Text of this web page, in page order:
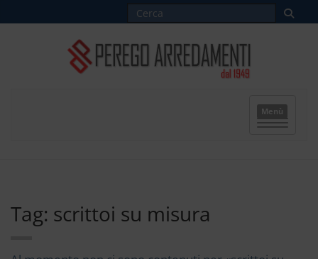
Menù
Tag: scrittoi su misura